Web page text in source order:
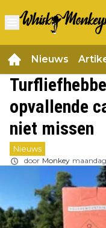
Nieuws
opvallende
niet missen
Nieuws
door Monkey